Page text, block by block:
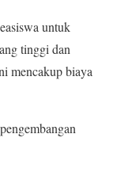
untuk
tinggi dan
mencakup biaya